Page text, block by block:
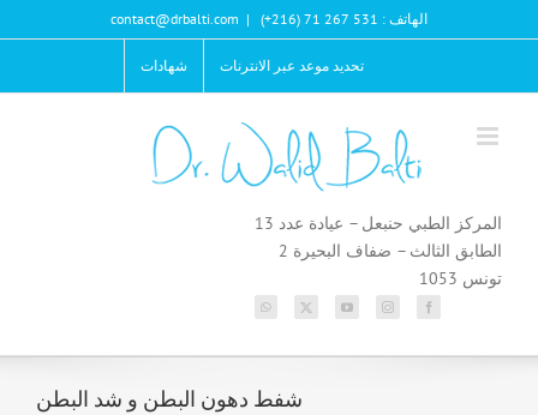
to
الهاتف : 531 267 71 (216+) |
contact@drbalti.com
تحديد موعد عبر الانترنات شهادات
المركز الطبي حنبعل – عيادة عدد 13
الطابق الثالث – ضفاف البحيرة 2
تونس 1053
شفط دهون البطن و شد البطن